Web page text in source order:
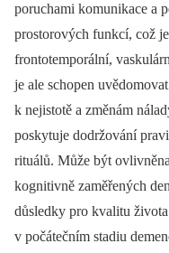
poruchami komunikace a
prostorových funkcí, což
frontotemporální,
je ale schopen
k nejistotě a změnám
poskytuje dodržování
rituálů. Může být
kognitivně zaměřených
důsledky pro kvalitu
v počátečním stadiu